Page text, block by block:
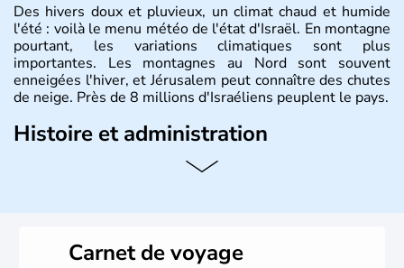
Des hivers doux et pluvieux, un climat chaud et humide
l'été : voilà le menu météo de l'état d'Israël. En montagne
pourtant, les variations climatiques sont plus
importantes. Les montagnes au Nord sont souvent
enneigées l'hiver, et Jérusalem peut connaître des chutes
de neige. Près de 8 millions d'Israéliens peuplent le pays.
Histoire et administration
L'Israël est un état de la partie est de la Méditerranée,
vrai essor économique dans le domaine des nouvelles
Carnet de voyage